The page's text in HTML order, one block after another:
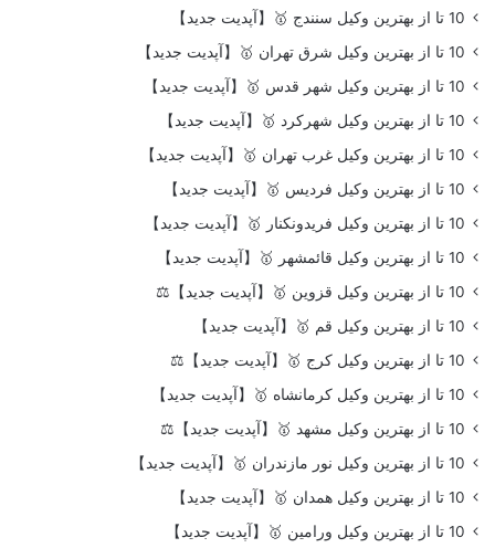
10 تا از بهترین وکیل سنندج 🥇【آپدیت جدید】
10 تا از بهترین وکیل شرق تهران 🥇【آپدیت جدید】
10 تا از بهترین وکیل شهر قدس 🥇【آپدیت جدید】
10 تا از بهترین وکیل شهرکرد 🥇【آپدیت جدید】
10 تا از بهترین وکیل غرب تهران 🥇【آپدیت جدید】
10 تا از بهترین وکیل فردیس 🥇【آپدیت جدید】
10 تا از بهترین وکیل فریدونکنار 🥇【آپدیت جدید】
10 تا از بهترین وکیل قائمشهر 🥇【آپدیت جدید】
10 تا از بهترین وکیل قزوین 🥇【آپدیت جدید】⚖️
10 تا از بهترین وکیل قم 🥇【آپدیت جدید】
10 تا از بهترین وکیل کرج 🥇【آپدیت جدید】⚖️
10 تا از بهترین وکیل کرمانشاه 🥇【آپدیت جدید】
10 تا از بهترین وکیل مشهد 🥇【آپدیت جدید】⚖️
10 تا از بهترین وکیل نور مازندران 🥇【آپدیت جدید】
10 تا از بهترین وکیل همدان 🥇【آپدیت جدید】
10 تا از بهترین وکیل ورامین 🥇【آپدیت جدید】